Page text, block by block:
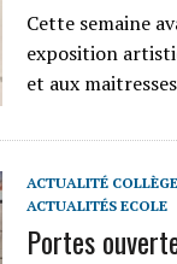
Cette semaine
exposition
et aux
ACTUALITÉ COLLÈGE
ACTUALITÉS ECOLE
Portes